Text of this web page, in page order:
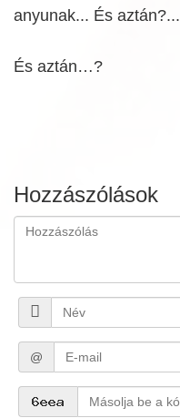
anyunak... És aztán?...
És aztán…?
Hozzászólások
@